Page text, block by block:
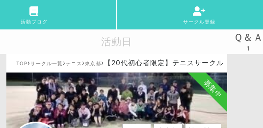
活動ブログ サークル登録
活動日 Ｑ＆Ａ
1
TOP›サークル一覧 › テニス ›東京都› 【20代初心者限定】テニスサークル【1人参加歓
募集中